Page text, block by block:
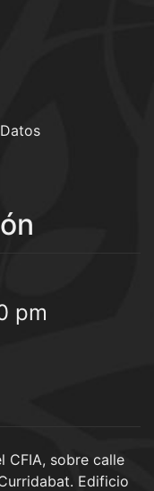
pm
CFIA, sobre calle
Edificio